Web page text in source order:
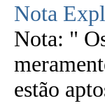
Nota
Nota: "
estão